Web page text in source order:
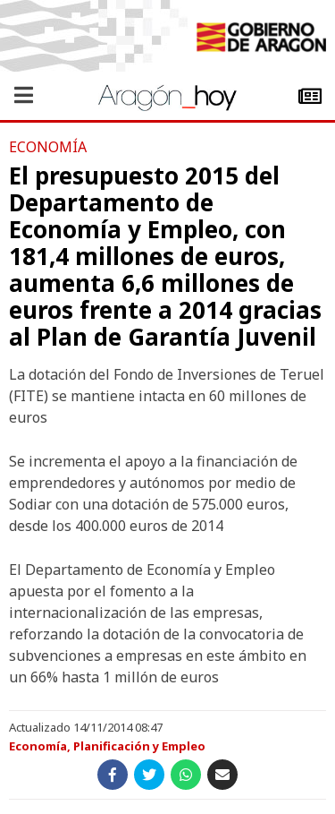
ECONOMÍA
El presupuesto 2015 del
Departamento de
Economía y Empleo, con
181,4 millones de euros,
aumenta 6,6 millones de
euros frente a 2014 gracias
al Plan de Garantía Juvenil
La dotación del Fondo de Inversiones de Teruel
(FITE) se mantiene intacta en 60 millones de
euros
Se incrementa el apoyo a la financiación de
emprendedores y autónomos por medio de
Sodiar con una dotación de 575.000 euros,
desde los 400.000 euros de 2014
El Departamento de Economía y Empleo
apuesta por el fomento a la
internacionalización de las empresas,
reforzando la dotación de la convocatoria de
subvenciones a empresas en este ámbito en
un 66% hasta 1 millón de euros
Actualizado 14/11/2014 08:47
Economía, Planificación y Empleo